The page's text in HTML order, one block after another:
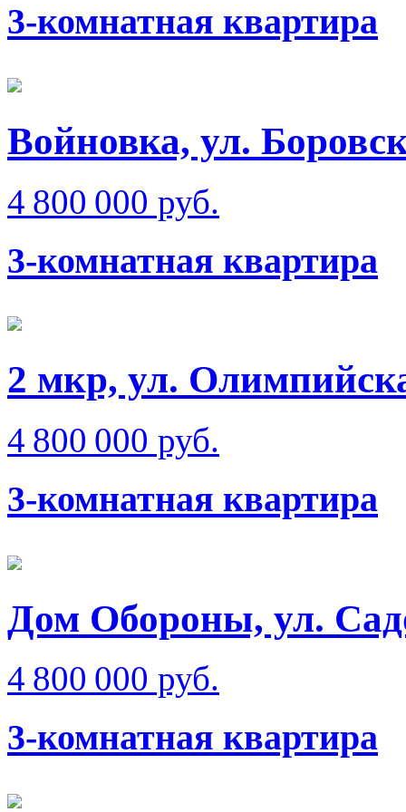
3-комнатная квартира
Войновка, ул.
4 800 000 руб.
3-комнатная квартира
2 мкр, ул.
4 800 000 руб.
3-комнатная квартира
Дом Обороны, ул.
4 800 000 руб.
3-комнатная квартира